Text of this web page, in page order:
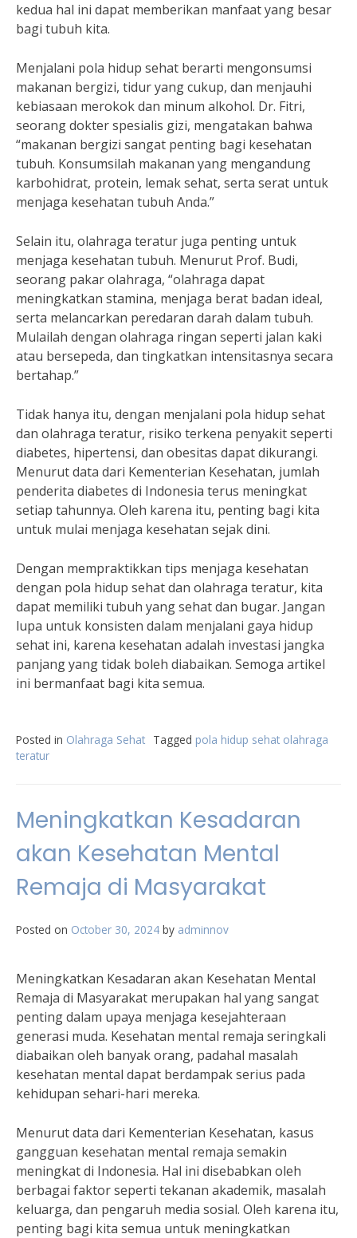
kedua hal ini dapat memberikan manfaat yang besar
bagi tubuh kita.
Menjalani pola hidup sehat berarti mengonsumsi
makanan bergizi, tidur yang cukup, dan menjauhi
kebiasaan merokok dan minum alkohol. Dr. Fitri,
seorang dokter spesialis gizi, mengatakan bahwa
“makanan bergizi sangat penting bagi kesehatan
tubuh. Konsumsilah makanan yang mengandung
karbohidrat, protein, lemak sehat, serta serat untuk
menjaga kesehatan tubuh Anda.”
Selain itu, olahraga teratur juga penting untuk
menjaga kesehatan tubuh. Menurut Prof. Budi,
seorang pakar olahraga, “olahraga dapat
meningkatkan stamina, menjaga berat badan ideal,
serta melancarkan peredaran darah dalam tubuh.
Mulailah dengan olahraga ringan seperti jalan kaki
atau bersepeda, dan tingkatkan intensitasnya secara
bertahap.”
Tidak hanya itu, dengan menjalani pola hidup sehat
dan olahraga teratur, risiko terkena penyakit seperti
diabetes, hipertensi, dan obesitas dapat dikurangi.
Menurut data dari Kementerian Kesehatan, jumlah
penderita diabetes di Indonesia terus meningkat
setiap tahunnya. Oleh karena itu, penting bagi kita
untuk mulai menjaga kesehatan sejak dini.
Dengan mempraktikkan tips menjaga kesehatan
dengan pola hidup sehat dan olahraga teratur, kita
dapat memiliki tubuh yang sehat dan bugar. Jangan
lupa untuk konsisten dalam menjalani gaya hidup
sehat ini, karena kesehatan adalah investasi jangka
panjang yang tidak boleh diabaikan. Semoga artikel
ini bermanfaat bagi kita semua.
Posted in Olahraga Sehat Tagged pola hidup sehat olahraga
teratur
Meningkatkan Kesadaran
akan Kesehatan Mental
Remaja di Masyarakat
Posted on October 30, 2024 by adminnov
Meningkatkan Kesadaran akan Kesehatan Mental
Remaja di Masyarakat merupakan hal yang sangat
penting dalam upaya menjaga kesejahteraan
generasi muda. Kesehatan mental remaja seringkali
diabaikan oleh banyak orang, padahal masalah
kesehatan mental dapat berdampak serius pada
kehidupan sehari-hari mereka.
Menurut data dari Kementerian Kesehatan, kasus
gangguan kesehatan mental remaja semakin
meningkat di Indonesia. Hal ini disebabkan oleh
berbagai faktor seperti tekanan akademik, masalah
keluarga, dan pengaruh media sosial. Oleh karena itu,
penting bagi kita semua untuk meningkatkan